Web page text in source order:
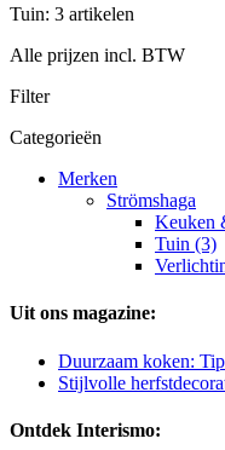
Tuin: 3 artikelen
Alle prijzen incl. BTW
Filter
Categorieën
Merken
Strömshaga
Keuken
Tuin (3)
Uit ons magazine:
Duurzaam koken:
Stijlvolle
Ontdek Interismo: